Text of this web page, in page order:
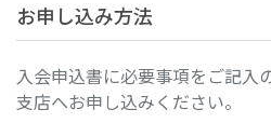
お申し込み方法
入会申込書に必要事項をご記入
支店へお申し込みください。